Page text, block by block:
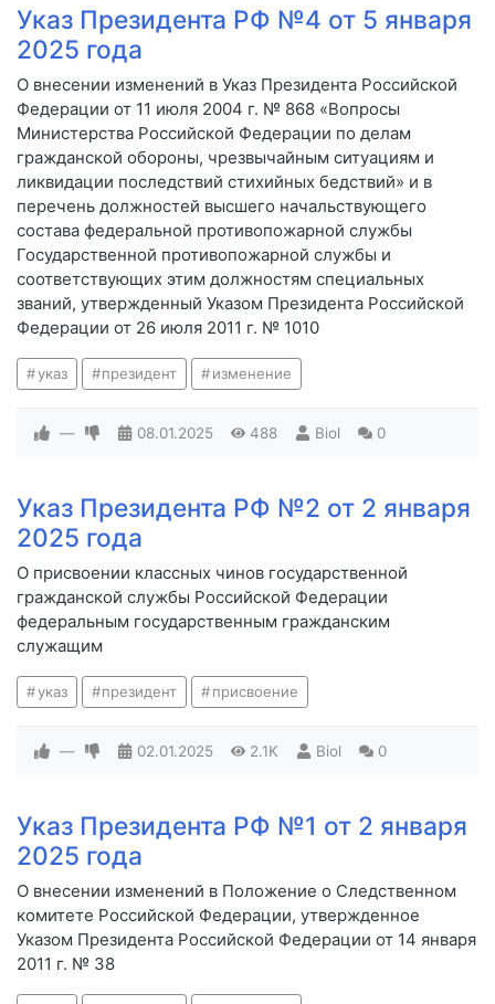
Указ Президента РФ №4 от 5 января
2025 года
О внесении изменений в Указ Президента Российской
Федерации от 11 июля 2004 г. № 868 «Вопросы
Министерства Российской Федерации по делам
гражданской обороны, чрезвычайным ситуациям и
ликвидации последствий стихийных бедствий» и в
перечень должностей высшего начальствующего
состава федеральной противопожарной службы
Государственной противопожарной службы и
соответствующих этим должностям специальных
званий, утвержденный Указом Президента Российской
Федерации от 26 июля 2011 г. № 1010
указ президент изменение
— 08.01.2025 488 Biol 0
Указ Президента РФ №2 от 2 января
2025 года
О присвоении классных чинов государственной
гражданской службы Российской Федерации
федеральным государственным гражданским
служащим
указ президент присвоение
— 02.01.2025 2.1K Biol 0
Указ Президента РФ №1 от 2 января
2025 года
О внесении изменений в Положение о Следственном
комитете Российской Федерации, утвержденное
Указом Президента Российской Федерации от 14 января
2011 г. № 38